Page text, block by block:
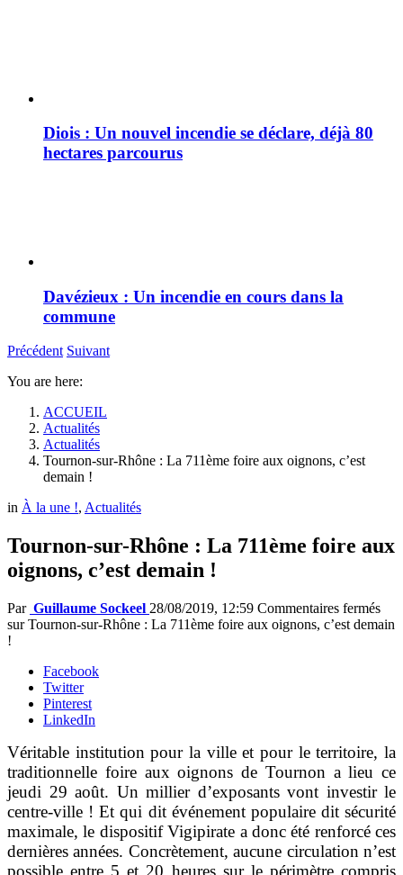
Diois : Un nouvel incendie se déclare, déjà 80
hectares parcourus
Davézieux : Un incendie en cours dans la
commune
Précédent Suivant
You are here:
ACCUEIL
Actualités
Actualités
Tournon-sur-Rhône : La 711ème foire aux oignons, c’est
demain !
in À la une !, Actualités
Tournon-sur-Rhône : La 711ème foire aux
oignons, c’est demain !
Par Guillaume Sockeel 28/08/2019, 12:59 Commentaires fermés
sur Tournon-sur-Rhône : La 711ème foire aux oignons, c’est demain
!
Facebook
Twitter
Pinterest
LinkedIn
Véritable institution pour la ville et pour le territoire, la
traditionnelle foire aux oignons de Tournon a lieu ce
jeudi 29 août. Un millier d’exposants vont investir le
centre-ville ! Et qui dit événement populaire dit sécurité
maximale, le dispositif Vigipirate a donc été renforcé ces
dernières années. Concrètement, aucune circulation n’est
possible entre 5 et 20 heures sur le périmètre compris